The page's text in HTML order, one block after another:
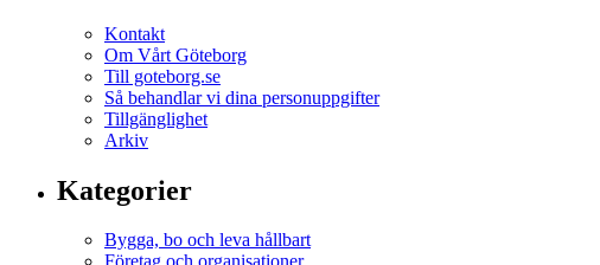
Kontakt
Om Vårt Göteborg
Till goteborg.se
Så behandlar vi dina personuppgifter
Tillgänglighet
Arkiv
Kategorier
Bygga, bo och leva hållbart